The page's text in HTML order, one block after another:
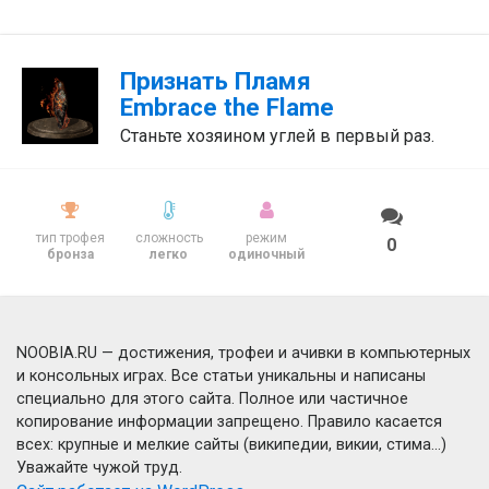
Признать Пламя
Embrace the Flame
Станьте хозяином углей в первый раз.
тип трофея
бронза
сложность
легко
режим
одиночный
0
NOOBIA.RU — достижения, трофеи и ачивки в компьютерных
и консольных играх. Все статьи уникальны и написаны
специально для этого сайта. Полное или частичное
копирование информации запрещено. Правило касается
всех: крупные и мелкие сайты (википедии, викии, стима...)
Уважайте чужой труд.